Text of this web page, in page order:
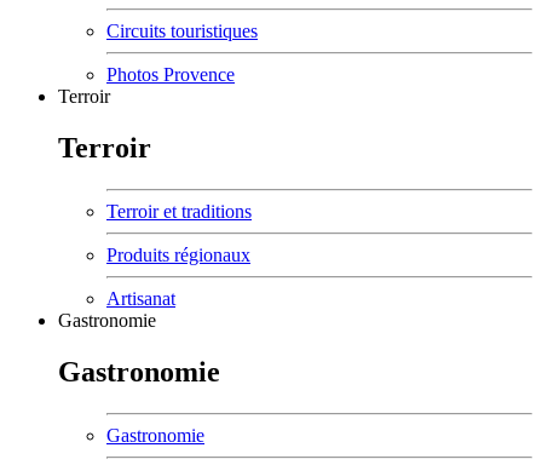
Circuits touristiques
Photos Provence
Terroir
Terroir
Terroir et traditions
Produits régionaux
Artisanat
Gastronomie
Gastronomie
Gastronomie